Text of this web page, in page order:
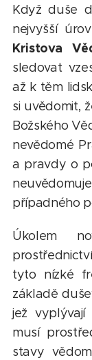
Když duše
nejvyšší
Kristova
sledovat
až k těm
si uvědomit,
Božského
nevědomé
a pravdy o
případného
Úkolem
tyto nízké
základě
jež
musí
stavy